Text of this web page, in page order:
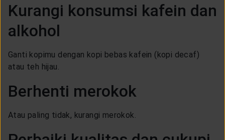
Kurangi konsumsi kafein dan
alkohol
Ganti kopimu dengan kopi bebas kafein (kopi decaf)
atau teh hijau.
Berhenti merokok
Atau paling tidak, kurangi merokok.